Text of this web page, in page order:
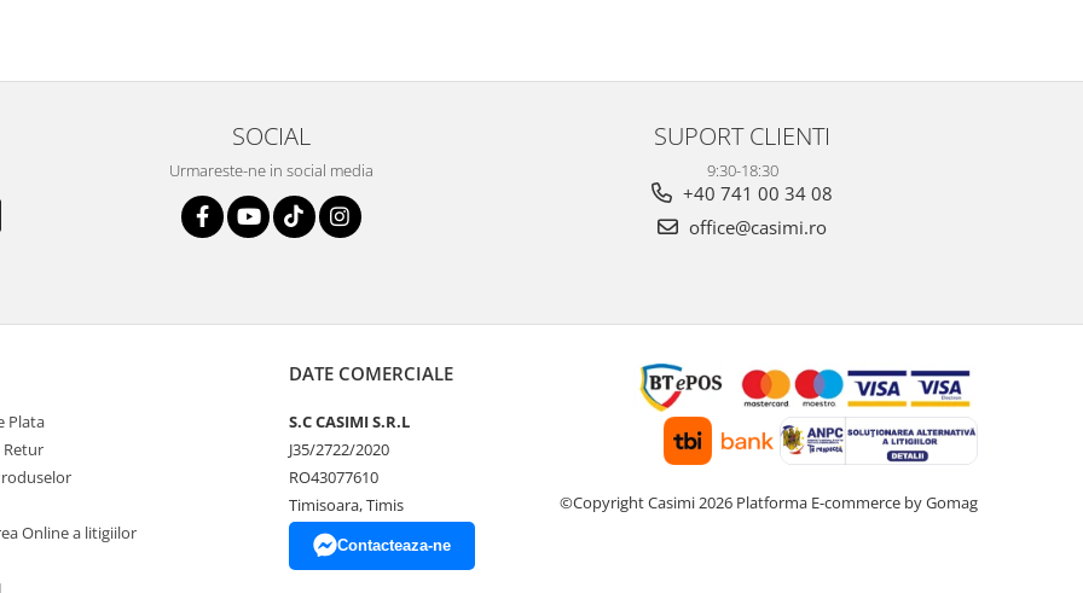
SOCIAL
Urmareste-ne in social media
SUPORT CLIENTI
9:30-18:30
+40 741 00 34 08
office@casimi.ro
Plata
Retur
Online a litigiilor
DATE COMERCIALE
S.C CASIMI S.R.L
J35/2722/2020
RO43077610
Timisoara, Timis
Contacteaza-ne
©Copyright Casimi 2026 Platforma E-commerce by Gomag